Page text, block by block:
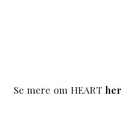
Se mere om HEARTher